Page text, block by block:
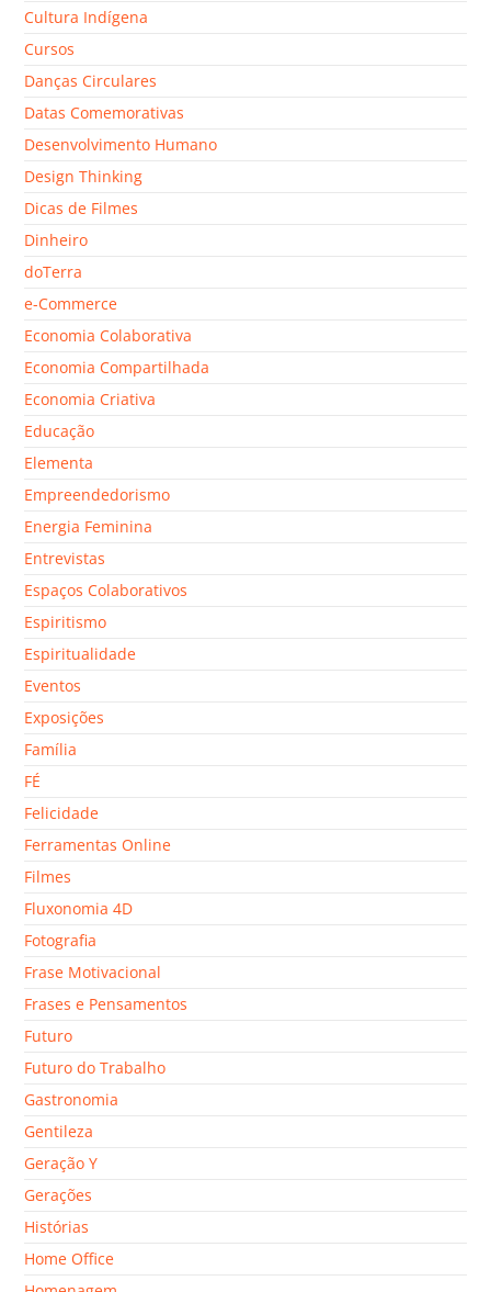
Cultura Indígena
Cursos
Danças Circulares
Datas Comemorativas
Desenvolvimento Humano
Design Thinking
Dicas de Filmes
Dinheiro
doTerra
e-Commerce
Economia Colaborativa
Economia Compartilhada
Economia Criativa
Educação
Elementa
Empreendedorismo
Energia Feminina
Entrevistas
Espaços Colaborativos
Espiritismo
Espiritualidade
Eventos
Exposições
Família
FÉ
Felicidade
Ferramentas Online
Filmes
Fluxonomia 4D
Fotografia
Frase Motivacional
Frases e Pensamentos
Futuro
Futuro do Trabalho
Gastronomia
Gentileza
Geração Y
Gerações
Histórias
Home Office